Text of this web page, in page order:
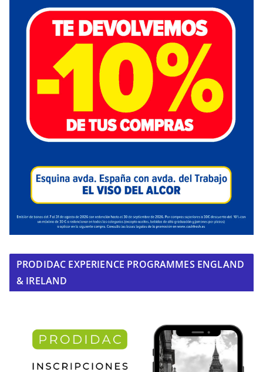
PRODIDAC EXPERIENCE PROGRAMMES ENGLAND
& IRELAND